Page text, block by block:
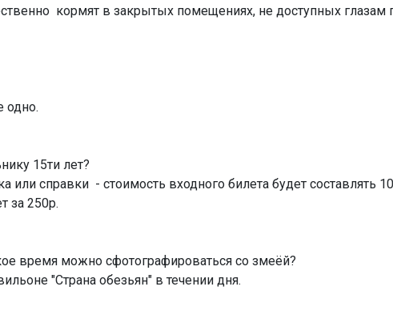
кормят в закрытых помещениях, не доступных глазам
одно.
15ти лет?
или справки - стоимость входного билета будет
за 250р.
время можно сфотографироваться со змеёй?
"Страна обезьян" в течении дня.